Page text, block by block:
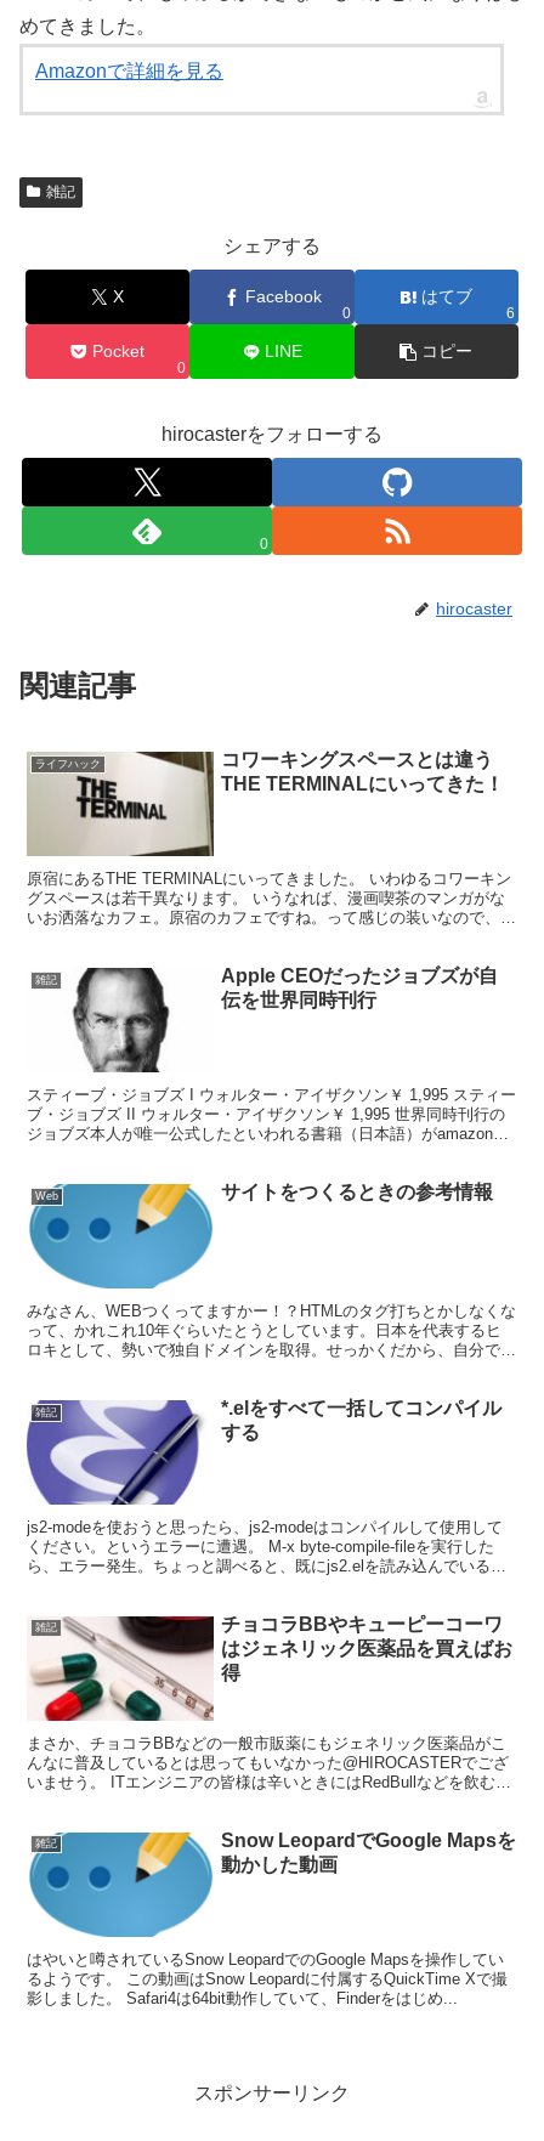
めてきました。
Amazonで詳細を見る
雑記
シェアする
X Facebook
0
はてブ
6
Pocket
0
LINE コピー
hirocasterをフォローする
0
hirocaster
関連記事
ライフハック
コワーキングスペースとは違う
THE TERMINALにいってきた！
原宿にあるTHE TERMINALにいってきました。 いわゆるコワーキン
グスペースは若干異なります。 いうなれば、漫画喫茶のマンガがな
いお洒落なカフェ。原宿のカフェですね。って感じの装いなので、女
雑記
Apple CEOだったジョブズが自
伝を世界同時刊行
スティーブ・ジョブズ I ウォルター・アイザクソン￥ 1,995 スティー
ブ・ジョブズ II ウォルター・アイザクソン￥ 1,995 世界同時刊行の
ジョブズ本人が唯一公式したといわれる書籍（日本語）がamazonで
Web サイトをつくるときの参考情報
みなさん、WEBつくってますかー！？HTMLのタグ打ちとかしなくな
って、かれこれ10年ぐらいたとうとしています。日本を代表するヒ
ロキとして、勢いで独自ドメインを取得。せっかくだから、自分でや
雑記
*.elをすべて一括してコンパイル
する
js2-modeを使おうと思ったら、js2-modeはコンパイルして使用して
ください。というエラーに遭遇。 M-x byte-compile-fileを実行した
ら、エラー発生。ちょっと調べると、既にjs2.elを読み込んでいると
雑記
チョコラBBやキューピーコーワ
はジェネリック医薬品を買えばお
得
まさか、チョコラBBなどの一般市販薬にもジェネリック医薬品がこ
んなに普及しているとは思ってもいなかった@HIROCASTERでござ
いませう。 ITエンジニアの皆様は辛いときにはRedBullなどを飲むタ
雑記
Snow LeopardでGoogle Mapsを
動かした動画
はやいと噂されているSnow LeopardでのGoogle Mapsを操作してい
るようです。 この動画はSnow Leopardに付属するQuickTime Xで撮
影しました。 Safari4は64bit動作していて、Finderをはじめ...
スポンサーリンク